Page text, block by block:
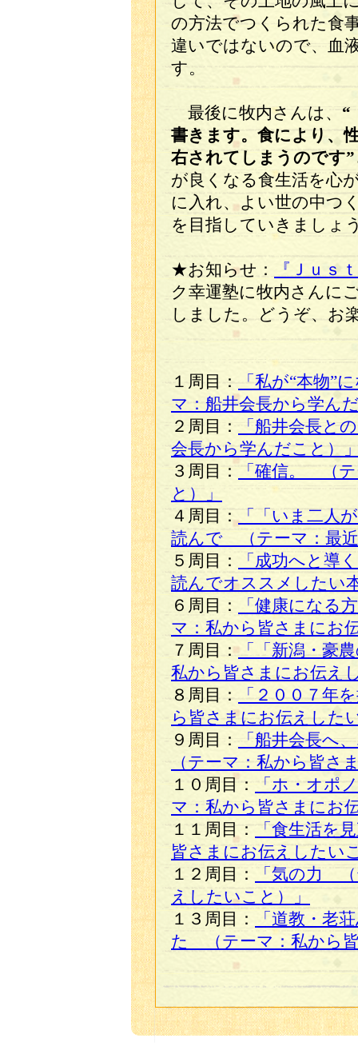
の方法でつくられた食
違いではないので、血
す。
最後に牧内さんは、 “
書きます。食により、
右されてしまうのです”
が良くなる食生活を心
に入れ、よい世の中つ
を目指していきましょ
★お知らせ：
『Ｊｕｓ
ク幸運塾に牧内さんに
しました。どうぞ、お
１周目：
「私が“本物”
マ：船井会長から学ん
２周目：
「船井会長と
会長から学んだこと）
３周目： 「確信。 （テ
と）」
４周目：
「「いま二人
読んで （テーマ：最
５周目：
「成功へと導
読んでオススメしたい
６周目：
「健康になる
マ：私から皆さまにお
７周目：「「新潟・豪
私から皆さまにお伝え
８周目：
「２００７年
ら皆さまにお伝えした
９周目：
「船井会長へ
（テーマ：私から皆さ
１０周目：
「ホ・オポ
マ：私から皆さまにお
１１周目：
「食生活を
皆さまにお伝えしたい
１２周目：
「気の力
えしたいこと）」
１３周目：
「道教・老
た （テーマ：私から